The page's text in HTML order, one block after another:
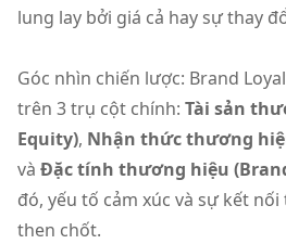
lung lay bởi giá cả hay sự thay
Góc nhìn chiến lược: Brand
trên 3 trụ cột chính: Tài sản
Equity), Nhận thức thương
và Đặc tính thương hiệu
đó, yếu tố cảm xúc và sự kết
then chốt.